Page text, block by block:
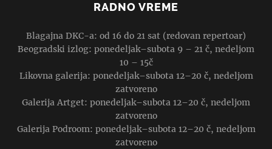
RADNO VREME
Blagajna DKC-a: od 16 do 21 sat (redovan repertoar)
Beogradski izlog: ponedeljak–subota 9 – 21 č, nedeljom
10 – 15č
Likovna galerija: ponedeljak–subota 12–20 č, nedeljom
zatvoreno
Galerija Artget: ponedeljak–subota 12–20 č, nedeljom
zatvoreno
Galerija Podroom: ponedeljak–subota 12–20 č, nedeljom
zatvoreno